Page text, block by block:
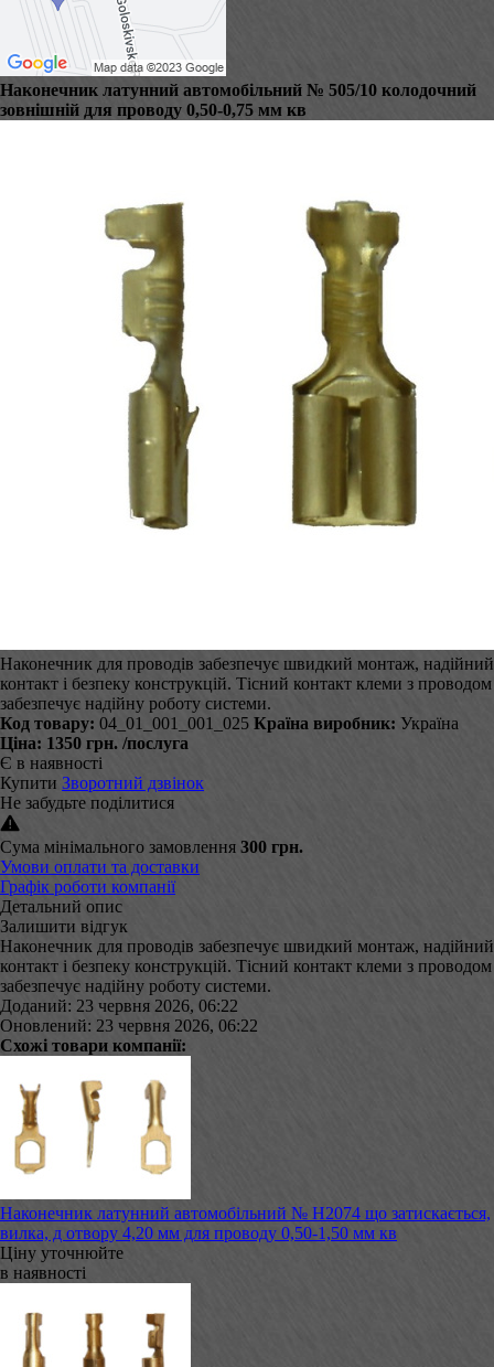
Наконечник латунний автомобільний № 505/10 колодочний
зовнішній для проводу 0,50-0,75 мм кв
Наконечник для проводів забезпечує швидкий монтаж, надійний
контакт і безпеку конструкцій. Тісний контакт клеми з проводом
забезпечує надійну роботу системи.
Код товару: 04_01_001_001_025 Країна виробник: Україна
Ціна: 1350 грн. /послуга
Є в наявності
Купити Зворотний дзвінок
Не забудьте поділитися
Сума мінімального замовлення 300 грн.
Умови оплати та доставки
Графік роботи компанії
Детальний опис
Залишити відгук
Наконечник для проводів забезпечує швидкий монтаж, надійний
контакт і безпеку конструкцій. Тісний контакт клеми з проводом
забезпечує надійну роботу системи.
Доданий: 23 червня 2026, 06:22
Оновлений: 23 червня 2026, 06:22
Схожі товари компанії:
Наконечник латунний автомобільний № Н2074 що затискається,
вилка, д отвору 4,20 мм для проводу 0,50-1,50 мм кв
Ціну уточнюйте
в наявності